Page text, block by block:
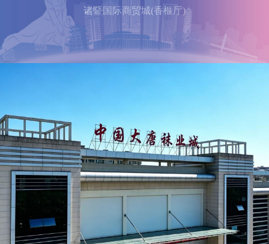
诸暨国际商贸城(香榧厅)